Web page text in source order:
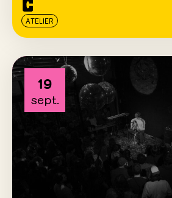
ATELIER
19
sept.